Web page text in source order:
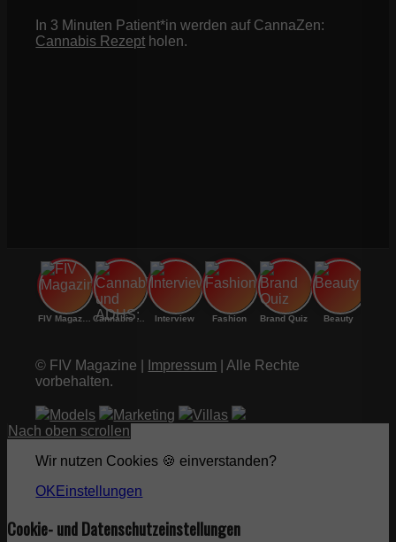
In 3 Minuten Patient*in werden auf CannaZen:
Cannabis Rezept holen.
FIV Magazine Cannabis und ADHS: Interview Fashion Brand Quiz Beauty
© FIV Magazine | Impressum | Alle Rechte
vorbehalten.
Models Marketing
Villas
Nach oben scrollen
Wir nutzen Cookies 🍪 einverstanden?
OK Einstellungen
Cookie- und Datenschutzeinstellungen